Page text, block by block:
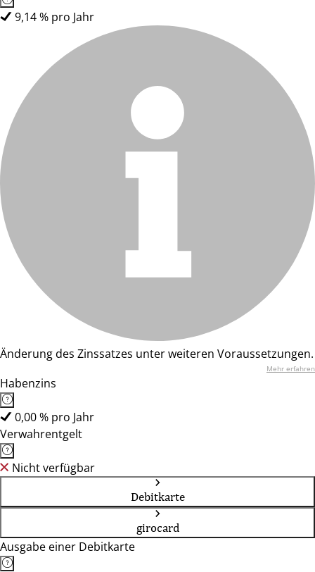
9,14 % pro Jahr
Änderung des Zinssatzes unter weiteren Voraussetzungen.
Mehr erfahren
Habenzins
0,00 % pro Jahr
Verwahrentgelt
Nicht verfügbar
Debitkarte
girocard
Ausgabe einer Debitkarte